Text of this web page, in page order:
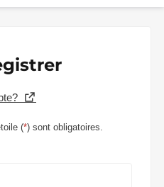
(*) sont obligatoires.